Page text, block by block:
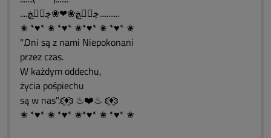
....ڿڰۣڿ❀❤❀ڿڰۣڿ...........
✬ *♥* ✬ *♥* ✬*♥* ✬ *♥* ✬
".Oni są z nami Niepokonani
przez czas.
W każdym oddechu,
życia pośpiechu
są w nas".ԑ̮̑♦̮̑ɜ ♨❤️♨ ԑ̮̑♦̮̑ɜ
✬ *♥* ✬ *♥* ✬*♥* ✬ *♥* ✬